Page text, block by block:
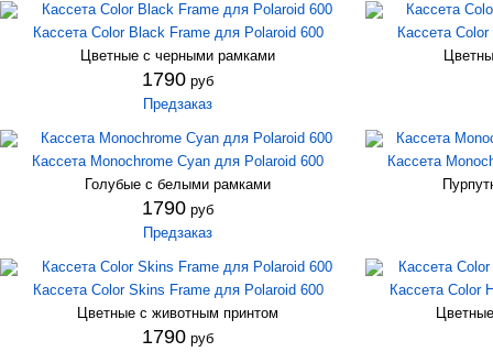
Кассета Color Black Frame для Polaroid 600
Цветные с черными рамками
1790 руб
Предзаказ
Кассета
Кассета Monochrome Cyan для Polaroid 600
Голубые с белыми рамками
1790 руб
Предзаказ
Кассета
Кассета Color Skins Frame для Polaroid 600
Цветные с животным принтом
1790 руб
Кассета Color